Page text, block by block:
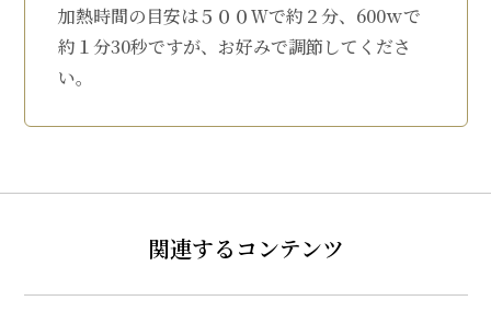
加熱時間の目安は５００Ｗで約２分、600ｗで
約１分30秒ですが、お好みで調節してくださ
い。
関連するコンテンツ